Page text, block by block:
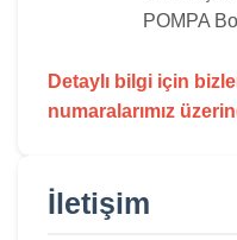
POMPA
Detaylı bilgi için
numaralarımız
İletişim